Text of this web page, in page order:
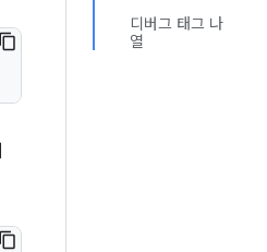
디버그 태그 나
열